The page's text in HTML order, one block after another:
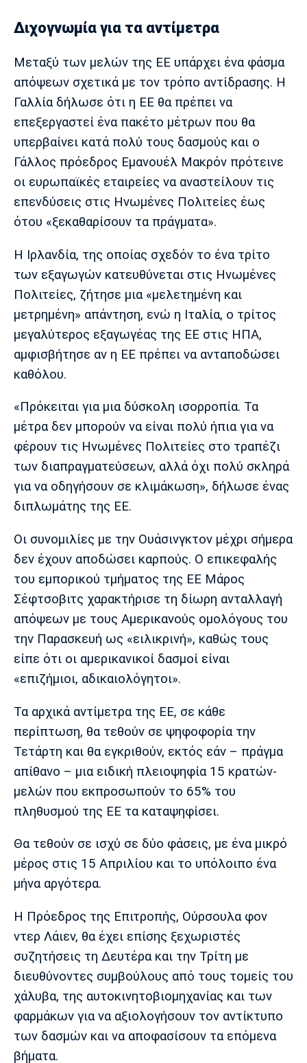
Διχογνωμία για τα αντίμετρα
Μεταξύ των μελών της ΕΕ υπάρχει ένα φάσμα
απόψεων σχετικά με τον τρόπο αντίδρασης. Η
Γαλλία δήλωσε ότι η ΕΕ θα πρέπει να
επεξεργαστεί ένα πακέτο μέτρων που θα
υπερβαίνει κατά πολύ τους δασμούς και ο
Γάλλος πρόεδρος Εμανουέλ Μακρόν πρότεινε
οι ευρωπαϊκές εταιρείες να αναστείλουν τις
επενδύσεις στις Ηνωμένες Πολιτείες έως
ότου «ξεκαθαρίσουν τα πράγματα».
Η Ιρλανδία, της οποίας σχεδόν το ένα τρίτο
των εξαγωγών κατευθύνεται στις Ηνωμένες
Πολιτείες, ζήτησε μια «μελετημένη και
μετρημένη» απάντηση, ενώ η Ιταλία, ο τρίτος
μεγαλύτερος εξαγωγέας της ΕΕ στις ΗΠΑ,
αμφισβήτησε αν η ΕΕ πρέπει να ανταποδώσει
καθόλου.
«Πρόκειται για μια δύσκολη ισορροπία. Τα
μέτρα δεν μπορούν να είναι πολύ ήπια για να
φέρουν τις Ηνωμένες Πολιτείες στο τραπέζι
των διαπραγματεύσεων, αλλά όχι πολύ σκληρά
για να οδηγήσουν σε κλιμάκωση», δήλωσε ένας
διπλωμάτης της ΕΕ.
Οι συνομιλίες με την Ουάσινγκτον μέχρι σήμερα
δεν έχουν αποδώσει καρπούς. Ο επικεφαλής
του εμπορικού τμήματος της ΕΕ Μάρος
Σέφτσοβιτς χαρακτήρισε τη δίωρη ανταλλαγή
απόψεων με τους Αμερικανούς ομολόγους του
την Παρασκευή ως «ειλικρινή», καθώς τους
είπε ότι οι αμερικανικοί δασμοί είναι
«επιζήμιοι, αδικαιολόγητοι».
Τα αρχικά αντίμετρα της ΕΕ, σε κάθε
περίπτωση, θα τεθούν σε ψηφοφορία την
Τετάρτη και θα εγκριθούν, εκτός εάν – πράγμα
απίθανο – μια ειδική πλειοψηφία 15 κρατών-
μελών που εκπροσωπούν το 65% του
πληθυσμού της ΕΕ τα καταψηφίσει.
Θα τεθούν σε ισχύ σε δύο φάσεις, με ένα μικρό
μέρος στις 15 Απριλίου και το υπόλοιπο ένα
μήνα αργότερα.
Η Πρόεδρος της Επιτροπής, Ούρσουλα φον
ντερ Λάιεν, θα έχει επίσης ξεχωριστές
συζητήσεις τη Δευτέρα και την Τρίτη με
διευθύνοντες συμβούλους από τους τομείς του
χάλυβα, της αυτοκινητοβιομηχανίας και των
φαρμάκων για να αξιολογήσουν τον αντίκτυπο
των δασμών και να αποφασίσουν τα επόμενα
βήματα.